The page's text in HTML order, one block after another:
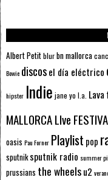
Albert Petitblurbn mallorca
Bowie discosel día eléctrico
hipster Indie jane yo l.a. Lava
MALLORCA LIve
oasis Pau Forner Playlist pop
sputnik sputnik radio summer
prussians the wheelsu2